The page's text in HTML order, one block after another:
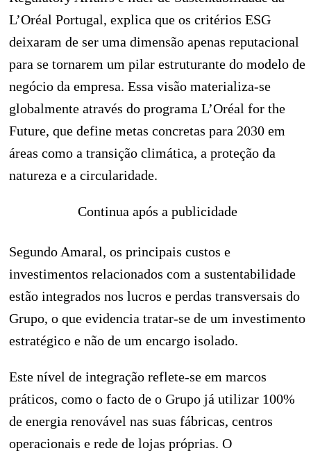
L’Oréal Portugal, explica que os critérios ESG
deixaram de ser uma dimensão apenas reputacional
para se tornarem um pilar estruturante do modelo de
negócio da empresa. Essa visão materializa-se
globalmente através do programa L’Oréal for the
Future, que define metas concretas para 2030 em
áreas como a transição climática, a proteção da
natureza e a circularidade.
Continua após a publicidade
Segundo Amaral, os principais custos e
investimentos relacionados com a sustentabilidade
estão integrados nos lucros e perdas transversais do
Grupo, o que evidencia tratar-se de um investimento
estratégico e não de um encargo isolado.
Este nível de integração reflete-se em marcos
práticos, como o facto de o Grupo já utilizar 100%
de energia renovável nas suas fábricas, centros
operacionais e rede de lojas próprias. O